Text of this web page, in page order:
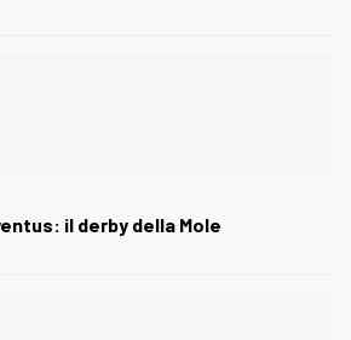
il derby della Mole